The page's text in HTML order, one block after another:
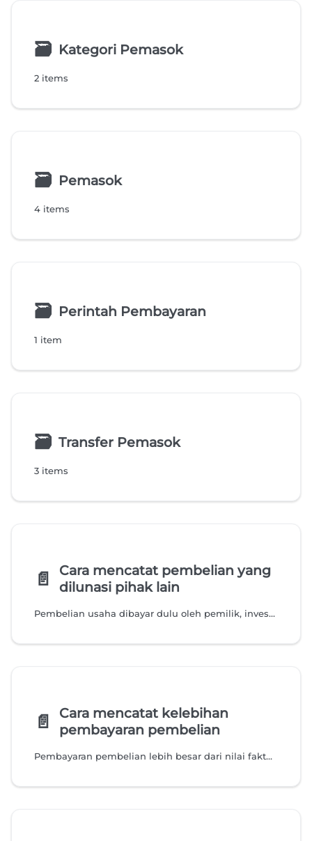
🗃 Kategori Pemasok
2 items
🗃 Pemasok
4 items
🗃 Perintah Pembayaran
1 item
🗃 Transfer Pemasok
3 items
📄️
Cara mencatat pembelian yang
dilunasi pihak lain
Pembelian usaha dibayar dulu oleh pemilik, investor, atau rekan bisnis? Pelajari cara mencatatnya agar utang dan laporan keuangan tetap sesuai.
📄️
Cara mencatat kelebihan
pembayaran pembelian
Pembayaran pembelian lebih besar dari nilai faktur? Begini cara mencatat kelebihan pembayaran pembelian dan menggunakannya untuk mengurangi hutang pada faktur berikutnya di Accurate Online.